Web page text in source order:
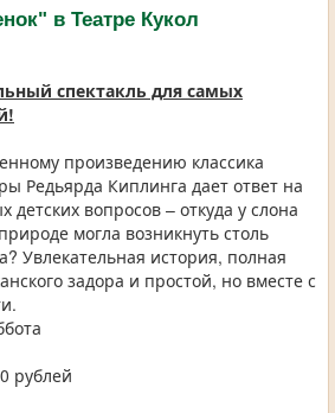
в Театре Кукол
спектакль для самых
произведению классика
Редьярда Киплинга дает ответ на
вопросов – откуда у слона
могла возникнуть столь
Увлекательная история, полная
задора и простой, но вместе с
рублей